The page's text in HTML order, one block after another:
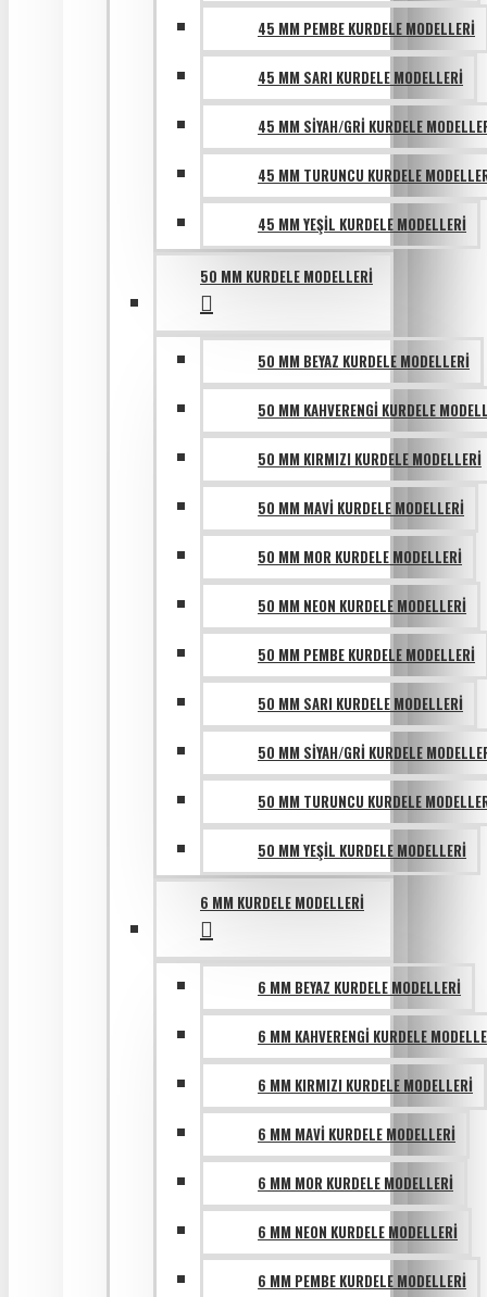
45 MM PEMBE KURDELE MODELLERI
45 MM SARI KURDELE MODELLERI
45 MM SIYAH/GRI KURDELE
45 MM TURUNCU KURDELE
45 MM YEŞIL KURDELE MODELLERI
50 MM KURDELE MODELLERI
50 MM BEYAZ KURDELE MODELLERI
50 MM KAHVERENGI KURDELE
50 MM KIRMIZI KURDELE MODELLERI
50 MM MAVI KURDELE MODELLERI
50 MM MOR KURDELE MODELLERI
50 MM NEON KURDELE MODELLERI
50 MM PEMBE KURDELE MODELLERI
50 MM SARI KURDELE MODELLERI
50 MM SIYAH/GRI KURDELE
50 MM TURUNCU KURDELE
50 MM YEŞIL KURDELE MODELLERI
6 MM KURDELE MODELLERI
6 MM BEYAZ KURDELE MODELLERI
6 MM KAHVERENGI KURDELE
6 MM KIRMIZI KURDELE MODELLERI
6 MM MAVI KURDELE MODELLERI
6 MM MOR KURDELE MODELLERI
6 MM NEON KURDELE MODELLERI
6 MM PEMBE KURDELE MODELLERI